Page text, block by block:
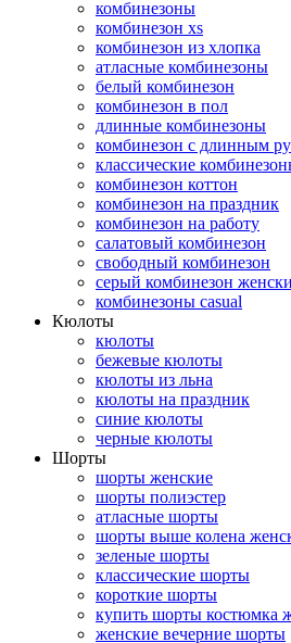
комбинезоны
комбинезон xs
комбинезон из хлопка
атласные комбинезоны
белый комбинезон
комбинезон в пол
длинные комбинезоны
комбинезон с длинным
классические
комбинезон коттон
комбинезон на праздник
комбинезон на работу
салатовый комбинезон
свободный комбинезон
серый комбинезон
комбинезоны casual
Кюлоты
кюлоты
бежевые кюлоты
кюлоты из льна
кюлоты на праздник
синие кюлоты
черные кюлоты
Шорты
шорты женские
шорты полиэстер
атласные шорты
шорты выше колена
зеленые шорты
классические шорты
короткие шорты
купить шорты костюмка
женские вечерние шорты